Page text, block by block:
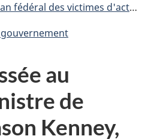
des victimes d'actes criminels
au
de
Kenney,